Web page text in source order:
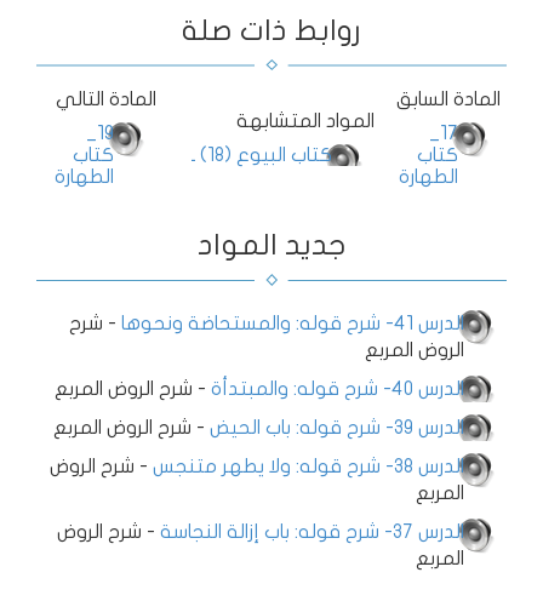
روابط ذات صلة
المادة السابق
كتاب
الطهارة
المواد المتشابهة
كتاب البيوع (18) ـ
المادة التالي
كتاب
الطهارة
جديد المواد
الدرس 41- شرح قوله: والمستحاضة ونحوها - شرح
الروض المربع
الدرس 40- شرح قوله: والمبتدأة
- شرح الروض المربع
الدرس 39- شرح قوله: باب الحيض
- شرح الروض المربع
الدرس 38- شرح قوله: ولا يطهر متنجس
- شرح الروض
المربع
الدرس 37- شرح قوله: باب إزالة النجاسة
- شرح الروض
المربع